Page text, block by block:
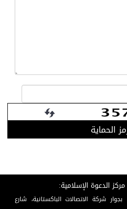
الحماية
الدعوة الإسلامية:
شركة الاتصالات الباكستانية، شارع